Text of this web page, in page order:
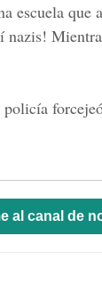
escuela
nazis!
al canal de